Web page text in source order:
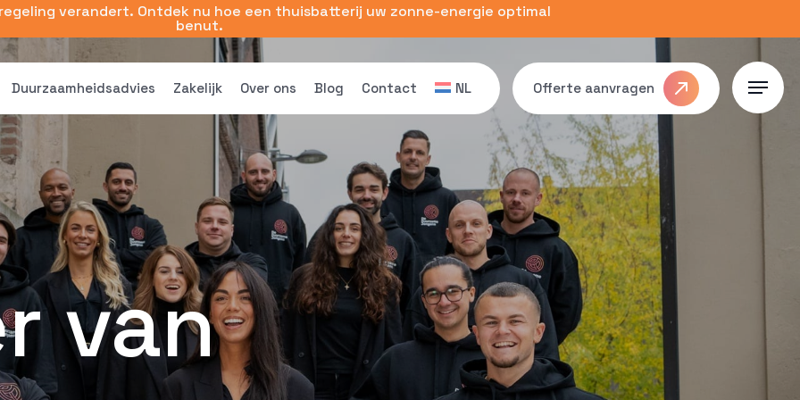
verandert. Ontdek nu hoe een thuisbatterij uw zonne-energie optimal
benut.
Duurzaamheidsadvies Zakelijk Over ons Blog Contact NL Offerte aanvragen Menu
van